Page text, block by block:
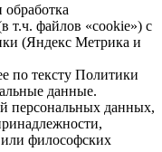
т.ч. файлов «cookie») с
(Яндекс Метрика и
по тексту Политики
данные.
персональных данных,
или философских